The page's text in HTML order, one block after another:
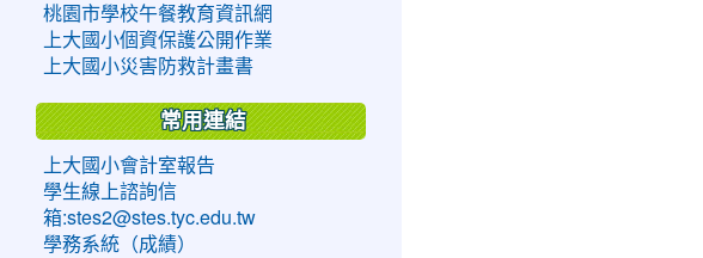
桃園市學校午餐教育資訊網
上大國小個資保護公開作業
上大國小災害防救計畫書
常用連結
上大國小會計室報告
學生線上諮詢信
箱:stes2@stes.tyc.edu.tw
學務系統（成績）